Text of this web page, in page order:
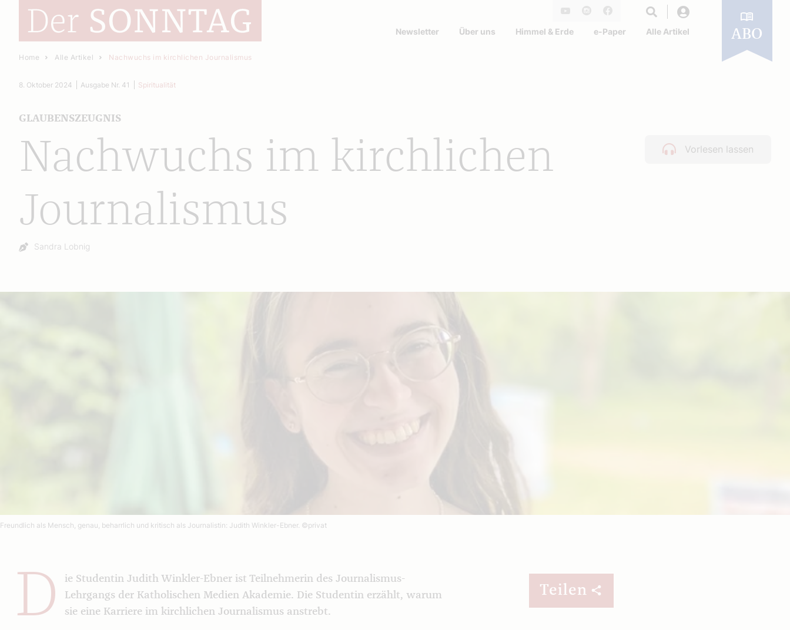
Facebook
Newsletter Über uns Himmel & Erde e-Paper Alle Artikel ABO
Home Alle Artikel Nachwuchs im kirchlichen Journalismus
Vorlesen lassen
Nachwuchs im kirchlichen
Journalismus
GLAUBENSZEUGNIS
8. Oktober 2024 Ausgabe Nr. 41 Spiritualität
Autor:
Sandra Lobnig
Freundlich als Mensch, genau, beharrlich und kritisch als Journalistin: Judith Winkler-Ebner. ©privat
D
ie Studentin Judith Winkler-Ebner ist Teilnehmerin des Journalismus-
Lehrgangs der Katholischen Medien Akademie. Die Studentin erzählt, warum
sie eine Karriere im kirchlichen Journalismus anstrebt.
Teilen